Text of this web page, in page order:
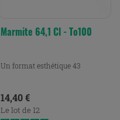
Marmite 64,1 Cl - To100
Un format esthétique 43
Prix
14,40 €
Le lot de 12